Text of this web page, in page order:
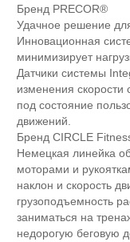
Бренд PRECOR®
Удачное решение
Инновационная
минимизирует
Датчики системы
изменения скорости
под состояние
движений.
Бренд CIRCLE
Немецкая линейка
моторами и
наклон и скорость
грузоподъемность
заниматься на
недорогую беговую